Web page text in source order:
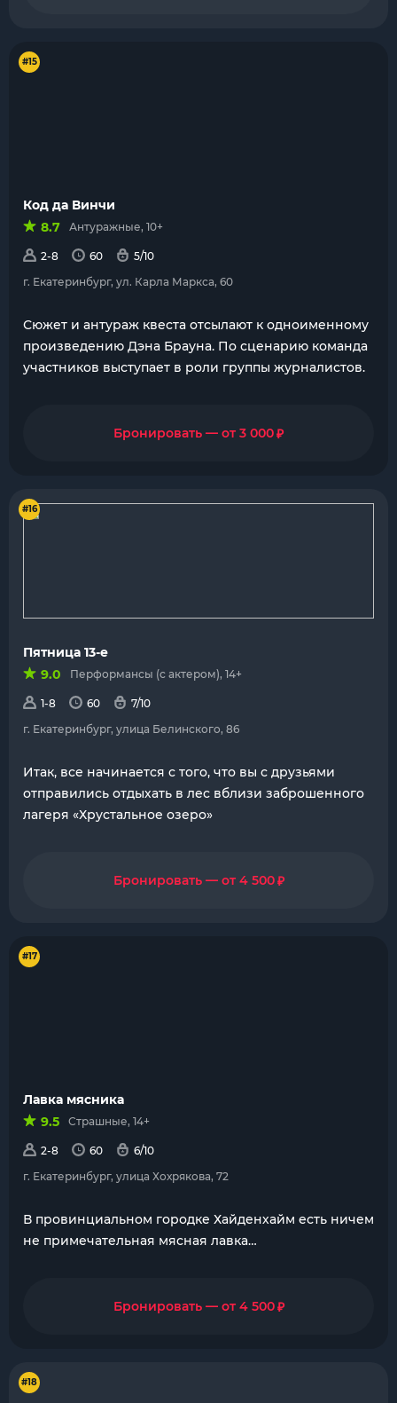
#15
Код да Винчи
8.7
Антуражные, 10+
2-8 60
5/10
г. Екатеринбург, ул. Карла Маркса, 60
Сюжет и антураж квеста отсылают к одноименному
произведению Дэна Брауна. По сценарию команда
участников выступает в роли группы журналистов.
Бронировать — от 3 000₽
#16
Пятница 13-е
9.0
Перформансы (с актером), 14+
1-8 60
7/10
г. Екатеринбург, улица Белинского, 86
Итак, все начинается с того, что вы с друзьями
отправились отдыхать в лес вблизи заброшенного
лагеря «Хрустальное озеро»
Бронировать — от 4 500₽
#17
Лавка мясника
9.5
Страшные, 14+
2-8 60
6/10
г. Екатеринбург, улица Хохрякова, 72
В провинциальном городке Хайденхайм есть ничем
не примечательная мясная лавка…
Бронировать — от 4 500₽
#18